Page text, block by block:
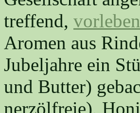
treffend,
Aromen aus
Jubeljahre ein
und Butter)
nerzölfreie),